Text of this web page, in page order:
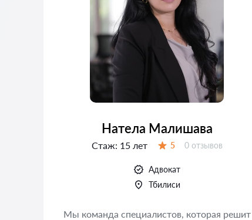
Натела Малишава
Стаж: 15 лет 5 Отзывов:
0 отзывов
Адвокат
Тбилиси
Мы команда специалистов, которая решит